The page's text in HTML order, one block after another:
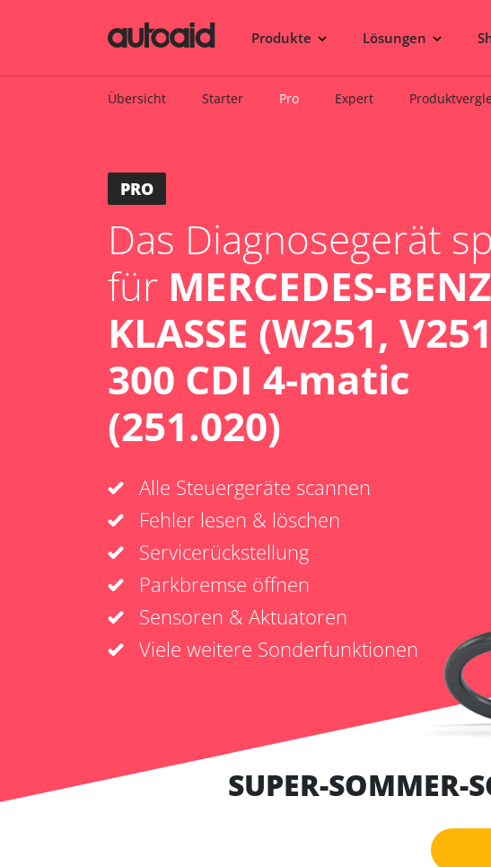
Produkte Lösungen
Übersicht Starter Pro Expert
PRO
Das Diagnosegerät
für MERCEDES-
KLASSE (W251,
300 CDI 4-matic
(251.020)
Alle Steuergeräte scannen
Fehler lesen & löschen
Servicerückstellung
Parkbremse öffnen
Sensoren & Aktuatoren
Viele weitere Sonderfunktionen
SUPER-SOMMER-